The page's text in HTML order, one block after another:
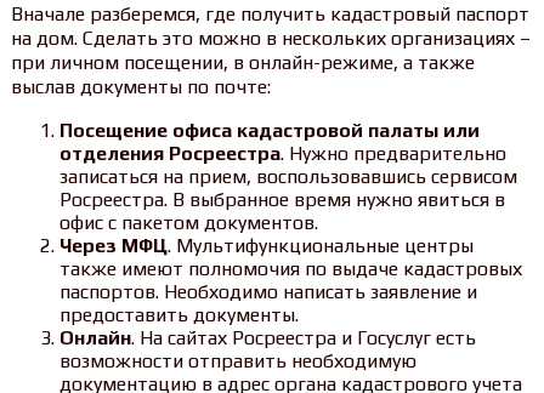
Вначале разберемся, где получить кадастровый паспорт
на дом. Сделать это можно в нескольких организациях –
при личном посещении, в онлайн-режиме, а также
выслав документы по почте:
Посещение офиса кадастровой палаты или
отделения Росреестра. Нужно предварительно
записаться на прием, воспользовавшись сервисом
Росреестра. В выбранное время нужно явиться в
офис с пакетом документов.
Через МФЦ. Мультифункциональные центры
также имеют полномочия по выдаче кадастровых
паспортов. Необходимо написать заявление и
предоставить документы.
Онлайн. На сайтах Росреестра и Госуслуг есть
возможности отправить необходимую
документацию в адрес органа кадастрового учета